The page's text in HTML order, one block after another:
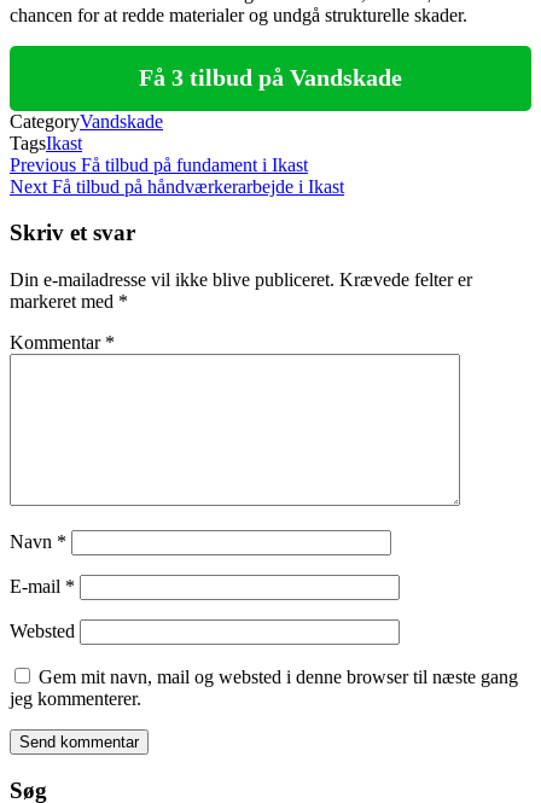
chancen for at redde materialer og undgå strukturelle skader.
Få 3 tilbud på Vandskade
CategoryVandskade
TagsIkast
Indlægsnavigation
Previous
Post
Previous Få tilbud på fundament i Ikast
Next
Next Få tilbud på håndværkerarbejde i Ikast
Skriv et svar
Din e-mailadresse vil ikke blive publiceret. Krævede felter er
markeret med *
Kommentar *
Navn *
E-mail *
Websted
Gem mit navn, mail og websted i denne browser til næste gang
jeg kommenterer.
Søg